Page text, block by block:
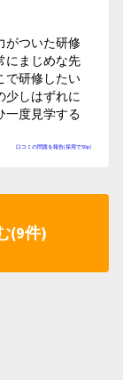
口コミの問題を報告(採用で50p)
がついた研修
にまじめな先
で研修したい
少しはずれに
一度見学する
(9件)